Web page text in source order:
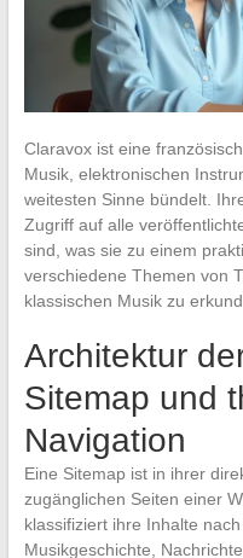
Claravox ist eine
Musik, elektronischen
weitesten Sinne bündelt.
Zugriff auf alle
sind, was sie zu einem
verschiedene Themen von
klassischen Musik zu
Architektur
Sitemap und
Navigation
Eine Sitemap ist in ihrer
zugänglichen Seiten einer
klassifiziert ihre Inhalte
Musikgeschichte,